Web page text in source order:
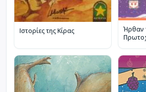
Ιστορίες της Κίρας
Ήρθαν